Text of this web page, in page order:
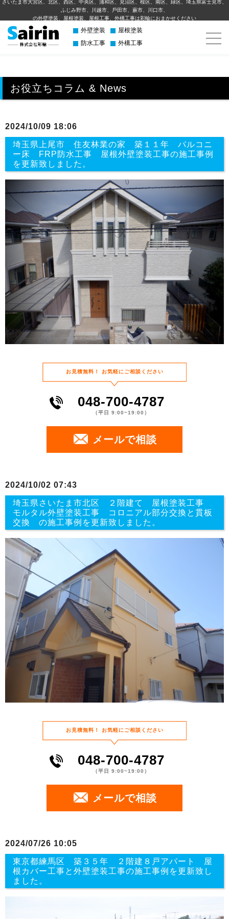
さいたま市大宮区、北区、西区、中央区、浦和区、見沼区、桜区、南区、緑区、埼玉県富士見市、
ふじみ野市、川越市、⼾⽥市、蕨市、川⼝市、
の外壁塗装、屋根塗装、屋根工事、外構⼯事は彩輪におまかせください
外壁塗装
屋根塗装
防水工事
外構工事
お役立ちコラム & News
2024/10/09 18:06
埼玉県上尾市 住友林業の家 築１１年 バルコニ
ー床 FRP防水工事 屋根外壁塗装工事の施工事例
を更新致しました。
お⾒積無料！ お気軽にご相談ください
048-700-4787
（平⽇ 9:00~19:00）
メールで相談
2024/10/02 07:43
埼玉県さいたま市北区 ２階建て 屋根塗装工事
モルタル外壁塗装工事 コロニアル部分交換と貫板
交換 の施工事例を更新致しました。
お⾒積無料！ お気軽にご相談ください
048-700-4787
（平⽇ 9:00~19:00）
メールで相談
2024/07/26 10:05
東京都練馬区 築３５年 ２階建８戸アパート 屋
根カバー工事と外壁塗装工事の施工事例を更新致し
ました。